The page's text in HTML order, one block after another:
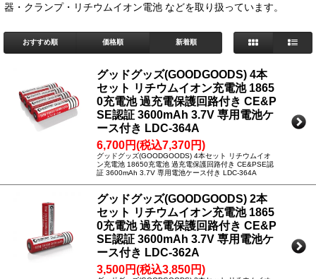
器・クランプ・リチウムイオン電池 などを取り扱っています。
おすすめ順 価格順 新着順
グッドグッズ(GOODGOODS) 4本
セット リチウムイオン充電池 1865
0充電池 過充電保護回路付き CE&P
SE認証 3600mAh 3.7V 専用電池ケ
ース付き LDC-364A
6,700円(税込7,370円)
グッドグッズ(GOODGOODS) 4本セット リチウムイオ
ン充電池 18650充電池 過充電保護回路付き CE&PSE認
証 3600mAh 3.7V 専用電池ケース付き LDC-364A
グッドグッズ(GOODGOODS) 2本
セット リチウムイオン充電池 1865
0充電池 過充電保護回路付き CE&P
SE認証 3600mAh 3.7V 専用電池ケ
ース付き LDC-362A
3,500円(税込3,850円)